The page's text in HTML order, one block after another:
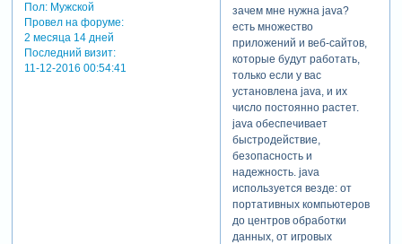
Пол:Мужской
Провел на форуме:
2 месяца 14 дней
Последний визит:
11-12-2016 00:54:41
зачем мне нужна java?
есть множество
приложений и веб-сайтов,
которые будут работать,
только если у вас
установлена java, и их
число постоянно растет.
java обеспечивает
быстродействие,
безопасность и
надежность. java
используется везде: от
портативных компьютеров
до центров обработки
данных, от игровых